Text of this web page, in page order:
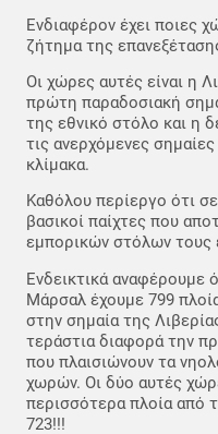
Ενδιαφέρον έχει ποιες
ζήτημα της
Οι χώρες αυτές είναι η
πρώτη παραδοσιακή
της εθνικό στόλο και η
τις ανερχόμενες
κλίμακα.
Καθόλου περίεργο ότι
βασικοί παίχτες που
εμπορικών στόλων τους
Ενδεικτικά αναφέρουμε
Μάρσαλ έχουμε 799
στην σημαία της
τεράστια διαφορά την
που πλαισιώνουν τα
χωρών. Οι δύο αυτές
περισσότερα πλοία από
723!!!